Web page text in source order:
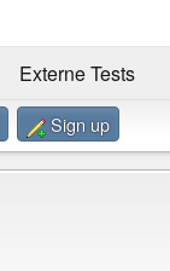
Externe Tests
Sign up